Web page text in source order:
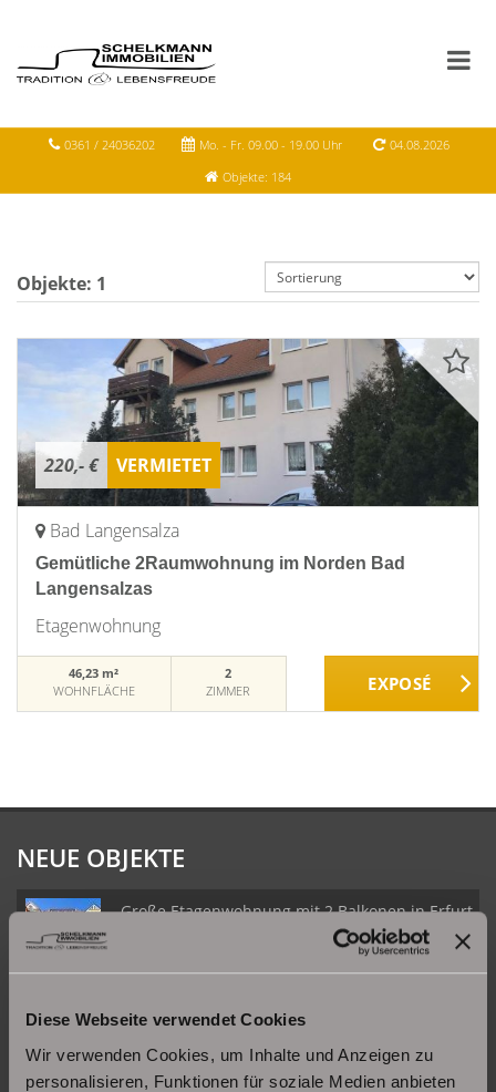
Diese Webseite verwendet Cookies
Wir verwenden Cookies, um Inhalte und Anzeigen zu
personalisieren, Funktionen für soziale Medien anbieten
0361 / 24036202 Mo. - Fr. 09.00 - 19.00 Uhr
04.08.2026
Objekte: 184
Objekte: 1
220,- € VERMIETET
Bad Langensalza
Gemütliche 2Raumwohnung im Norden Bad
Langensalzas
Etagenwohnung
46,23 m²
WOHNFLÄCHE
2
ZIMMER
NEUE OBJEKTE
Große Etagenwohnung mit 2 Balkonen in Erfurt
Schöne Erdgeschosswohnung mit Balkon in
Erfurt Daberstedt